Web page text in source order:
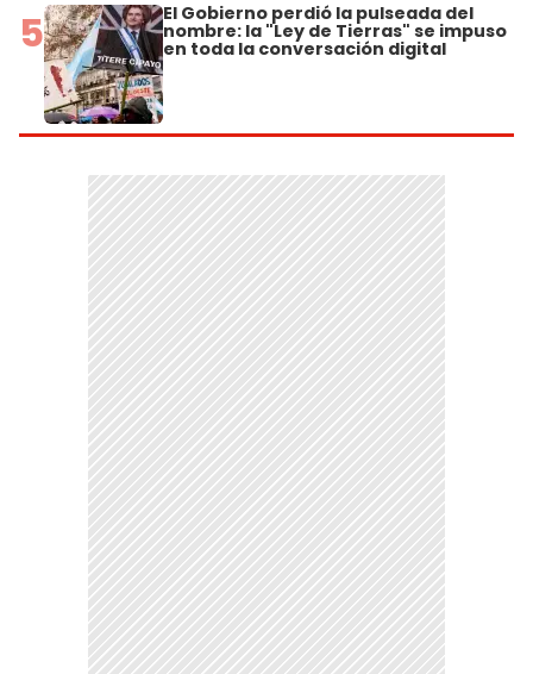
5 El Gobierno perdió la pulseada del
nombre: la "Ley de Tierras" se impuso
en toda la conversación digital